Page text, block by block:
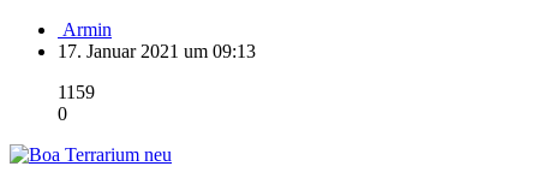
Armin
17. Januar 2021 um 09:13
1159
0